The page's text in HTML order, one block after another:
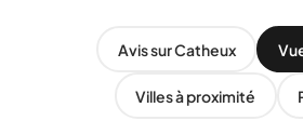
Avis sur Catheux
Villes à proximité